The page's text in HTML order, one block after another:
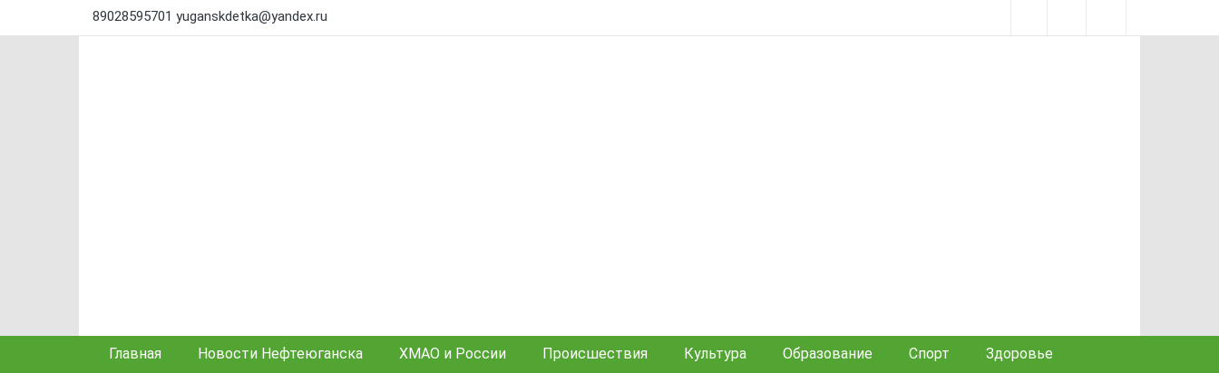
89028595701 yuganskdetka@yandex.ru
Главная Новости Нефтеюганска ХМАО и России Происшествия Культура Образование Спорт Здоровье